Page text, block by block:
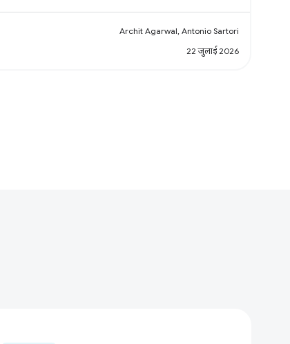
Archit Agarwal, Antonio Sartori
22 जुलाई 2026